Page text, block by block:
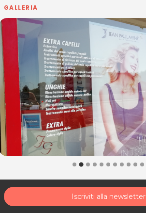
GALLERIA
Iscriviti alla newsletter